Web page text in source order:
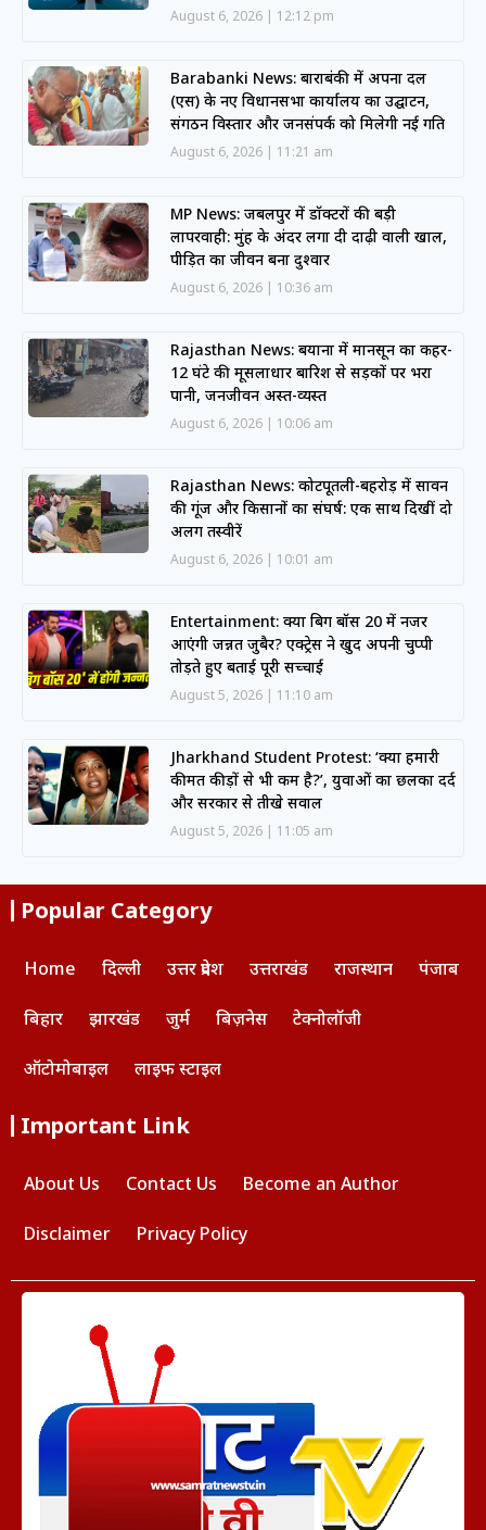
August 6, 2026 12:12 pm
Barabanki News: बाराबंकी में अपना दल
(एस) के नए विधानसभा कार्यालय का उद्घाटन,
संगठन विस्तार और जनसंपर्क को मिलेगी नई गति
August 6, 2026 11:21 am
MP News: जबलपुर में डॉक्टरों की बड़ी
लापरवाही: मुंह के अंदर लगा दी दाढ़ी वाली खाल,
पीड़ित का जीवन बना दुश्वार
August 6, 2026 10:36 am
Rajasthan News: बयाना में मानसून का कहर-
12 घंटे की मूसलाधार बारिश से सड़कों पर भरा
पानी, जनजीवन अस्त-व्यस्त
August 6, 2026 10:06 am
Rajasthan News: कोटपूतली-बहरोड़ में सावन
की गूंज और किसानों का संघर्ष: एक साथ दिखीं दो
अलग तस्वीरें
August 6, 2026 10:01 am
Entertainment: क्या बिग बॉस 20 में नजर
आएंगी जन्नत जुबैर? एक्ट्रेस ने खुद अपनी चुप्पी
तोड़ते हुए बताई पूरी सच्चाई
August 5, 2026 11:10 am
Jharkhand Student Protest: ‘क्या हमारी
कीमत कीड़ों से भी कम है?’, युवाओं का छलका दर्द
और सरकार से तीखे सवाल
August 5, 2026 11:05 am
Popular Category
Home दिल्ली उत्तर प्रदेश उत्तराखंड राजस्थान पंजाब
बिहार झारखंड जुर्म बिज़नेस टेक्नोलॉजी
ऑटोमोबाइल लाइफ स्टाइल
Important Link
About Us Contact Us Become an Author
Disclaimer Privacy Policy